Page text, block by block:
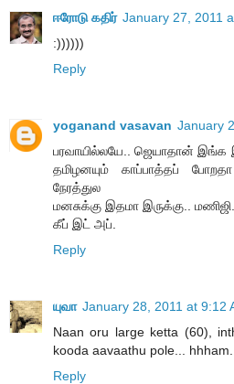
ஈரோடு கதிர் January 27, 2011
:))))))
Reply
yoganand vasavan January
பரவாயில்லயே.. ஜெயாதான் இங்க
தமிழனயும் காப்பாத்தப்
நேரத்துல
மனசுக்கு இதமா இருக்கு.. மணிஜி..
கீப் இட் அப்.
Reply
யுவா January 28, 2011 at 9:12
Naan oru large ketta (60),
kooda aavaathu pole... hhham.
Reply